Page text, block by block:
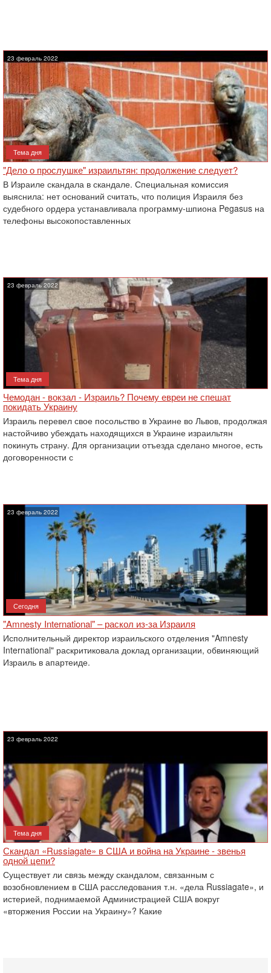
23 февраль 2022
Тема дня
"Дело о прослушке" израильтян: продолжение следует?
В Израиле скандала в скандале. Специальная комиссия
выяснила: нет оснований считать, что полиция Израиля без
судебного ордера ‎устанавливала программу-шпиона Pegasus на
‎телефоны высокопоставленных
23 февраль 2022
Тема дня
Чемодан - вокзал - Израиль? Почему евреи не спешат
покидать Украину
Израиль перевел свое посольство в Украине во Львов, продолжая
настойчиво убеждать находящихся в Украине израильтян
покинуть страну. Для организации отъезда сделано многое, есть
договоренности с
23 февраль 2022
Сегодня
"Amnesty International" – раскол из-за Израиля
Исполнительный директор израильского отделения "Amnesty
International" раскритиковала доклад организации, обвиняющий
Израиль в апартеиде.
23 февраль 2022
Тема дня
Скандал «Russiagate» в США и война на Украине - звенья
одной цепи?
Существует ли связь между скандалом, связанным с
возобновлением в США расследования т.н. «дела Russiagate», и
истерией, поднимаемой Администрацией США вокруг
«вторжения России на Украину»? Какие